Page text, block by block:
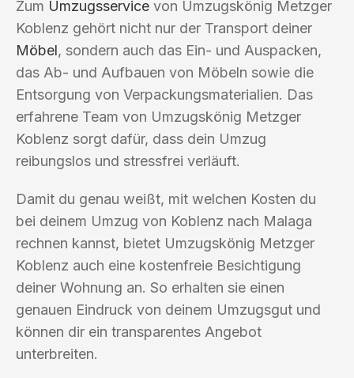
Zum Umzugsservice von Umzugskönig Metzger
Koblenz gehört nicht nur der Transport deiner
Möbel, sondern auch das Ein- und Auspacken,
das Ab- und Aufbauen von Möbeln sowie die
Entsorgung von Verpackungsmaterialien. Das
erfahrene Team von Umzugskönig Metzger
Koblenz sorgt dafür, dass dein Umzug
reibungslos und stressfrei verläuft.
Damit du genau weißt, mit welchen Kosten du
bei deinem Umzug von Koblenz nach Malaga
rechnen kannst, bietet Umzugskönig Metzger
Koblenz auch eine kostenfreie Besichtigung
deiner Wohnung an. So erhalten sie einen
genauen Eindruck von deinem Umzugsgut und
können dir ein transparentes Angebot
unterbreiten.